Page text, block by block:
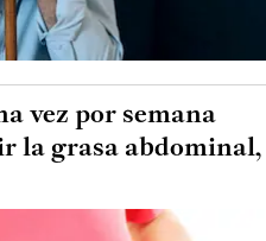
vez por semana
la grasa abdominal,